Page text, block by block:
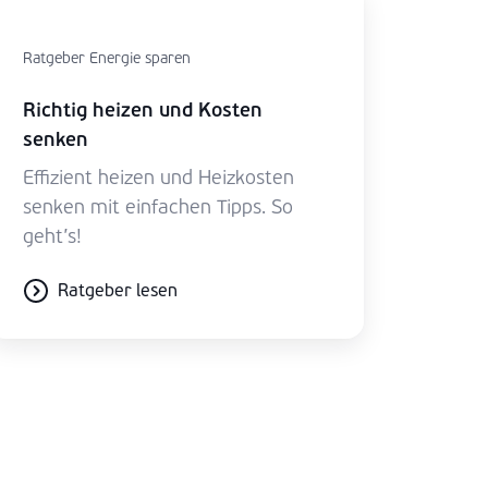
Ratgeber Energie sparen
Richtig heizen und Kosten
senken
Effizient heizen und Heizkosten
senken mit einfachen Tipps. So
geht’s!
Ratgeber lesen